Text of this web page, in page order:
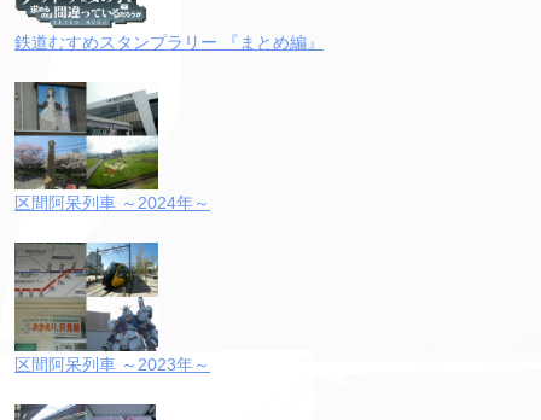
鉄道むすめスタンプラリー 『まとめ編』
区間阿呆列車 ～2024年～
区間阿呆列車 ～2023年～